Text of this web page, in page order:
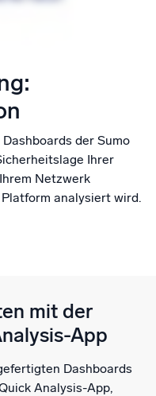
der Sumo
Ihrer
Netzwerk
analysiert wird.
mit der
App
Dashboards
Analysis-App,